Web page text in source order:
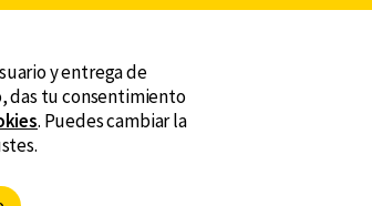
AUDIENCIAS
y entrega de
das tu consentimiento
. Puedes cambiar la